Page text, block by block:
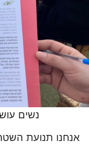
נשים
אנחנו תנועת